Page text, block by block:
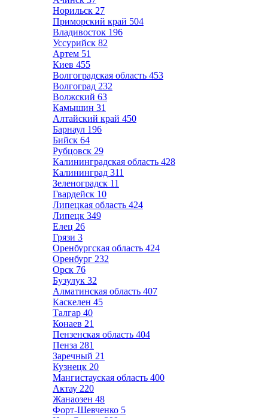
Норильск 27
Приморский край 504
Владивосток 196
Уссурийск 82
Артем 51
Киев 455
Волгоградская область 453
Волгоград 232
Волжский 63
Камышин 31
Алтайский край 450
Барнаул 196
Бийск 64
Рубцовск 29
Калининградская область 428
Калининград 311
Зеленоградск 11
Гвардейск 10
Липецкая область 424
Липецк 349
Елец 26
Грязи 3
Оренбургская область 424
Оренбург 232
Орск 76
Бузулук 32
Алматинская область 407
Каскелен 45
Талгар 40
Конаев 21
Пензенская область 404
Пенза 281
Заречный 21
Кузнецк 20
Мангистауская область 400
Актау 220
Жанаозен 48
Форт-Шевченко 5